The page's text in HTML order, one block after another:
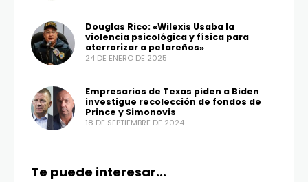
Douglas Rico: «Wilexis Usaba la
violencia psicológica y física para
aterrorizar a petareños»
24 DE ENERO DE 2025
Empresarios de Texas piden a Biden
investigue recolección de fondos de
Prince y Simonovis
18 DE SEPTIEMBRE DE 2024
Te puede interesar...